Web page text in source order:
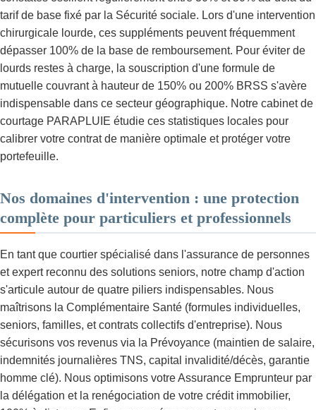
tarif de base fixé par la Sécurité sociale. Lors d'une intervention
chirurgicale lourde, ces suppléments peuvent fréquemment
dépasser 100% de la base de remboursement. Pour éviter de
lourds restes à charge, la souscription d'une formule de
mutuelle couvrant à hauteur de 150% ou 200% BRSS s'avère
indispensable dans ce secteur géographique. Notre cabinet de
courtage PARAPLUIE étudie ces statistiques locales pour
calibrer votre contrat de manière optimale et protéger votre
portefeuille.
Nos domaines d'intervention : une protection
complète pour particuliers et professionnels
En tant que courtier spécialisé dans l'assurance de personnes
et expert reconnu des solutions seniors, notre champ d'action
s'articule autour de quatre piliers indispensables. Nous
maîtrisons la Complémentaire Santé (formules individuelles,
seniors, familles, et contrats collectifs d'entreprise). Nous
sécurisons vos revenus via la Prévoyance (maintien de salaire,
indemnités journalières TNS, capital invalidité/décès, garantie
homme clé). Nous optimisons votre Assurance Emprunteur par
la délégation et la renégociation de votre crédit immobilier,